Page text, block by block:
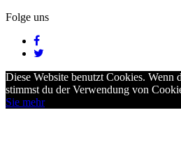
Folge uns
Diese Website benutzt Cookies. Wenn
stimmst du der Verwendung von
Sie mehr